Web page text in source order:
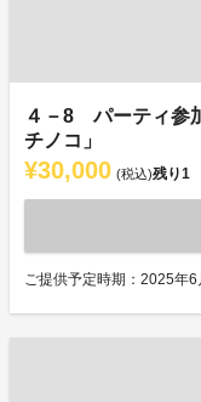
４－8 パーティ参
チノコ」
¥30,000 (税込)残り1
ご提供予定時期：2025年